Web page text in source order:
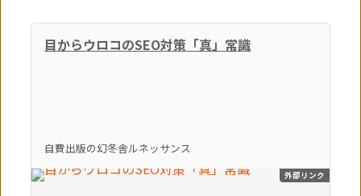
目からウロコのSEO対策「真」常識
自費出版の幻冬舎ルネッサンス
外部リンク